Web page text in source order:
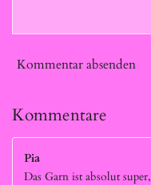
Kommentar absenden
Kommentare
Pia
Das Garn ist absolut